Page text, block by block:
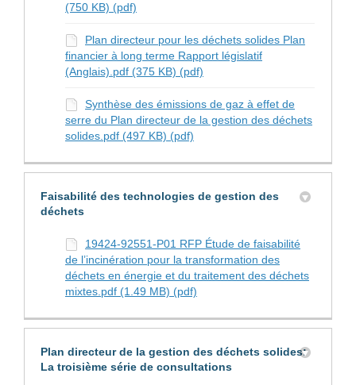
(750 KB) (pdf)
Plan directeur pour les déchets solides Plan
financier à long terme Rapport législatif
(Anglais).pdf (375 KB) (pdf)
Synthèse des émissions de gaz à effet de
serre du Plan directeur de la gestion des déchets
solides.pdf (497 KB) (pdf)
Faisabilité des technologies de gestion des
déchets
19424-92551-P01 RFP Étude de faisabilité
de l’incinération pour la transformation des
déchets en énergie et du traitement des déchets
mixtes.pdf (1.49 MB) (pdf)
Plan directeur de la gestion des déchets solides:
La troisième série de consultations